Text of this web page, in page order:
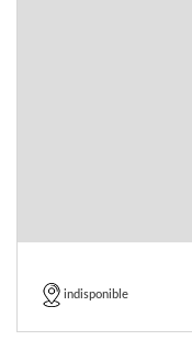
indisponible